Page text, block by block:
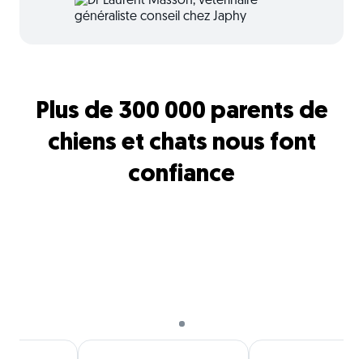
Plus de 300 000 parents de
chiens et chats nous font
confiance